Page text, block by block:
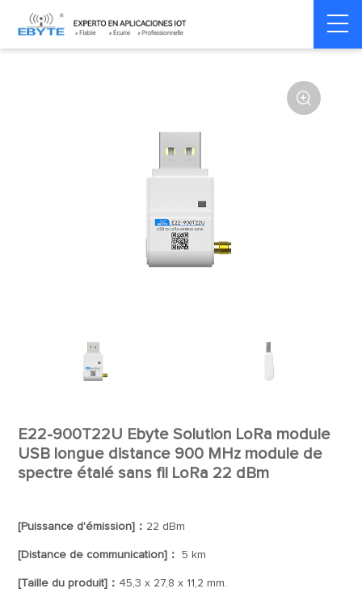
Home > Module > SPI/SOC/UART

E22-900T22U Ebyte Solution LoRa module
USB longue distance 900 MHz module de
spectre étalé sans fil LoRa 22 dBm
[Puissance d'émission]： 22 dBm
[Distance de communication]： 5 km
[Taille du produit]： 45,3 x 27,8 x 11,2 mm.